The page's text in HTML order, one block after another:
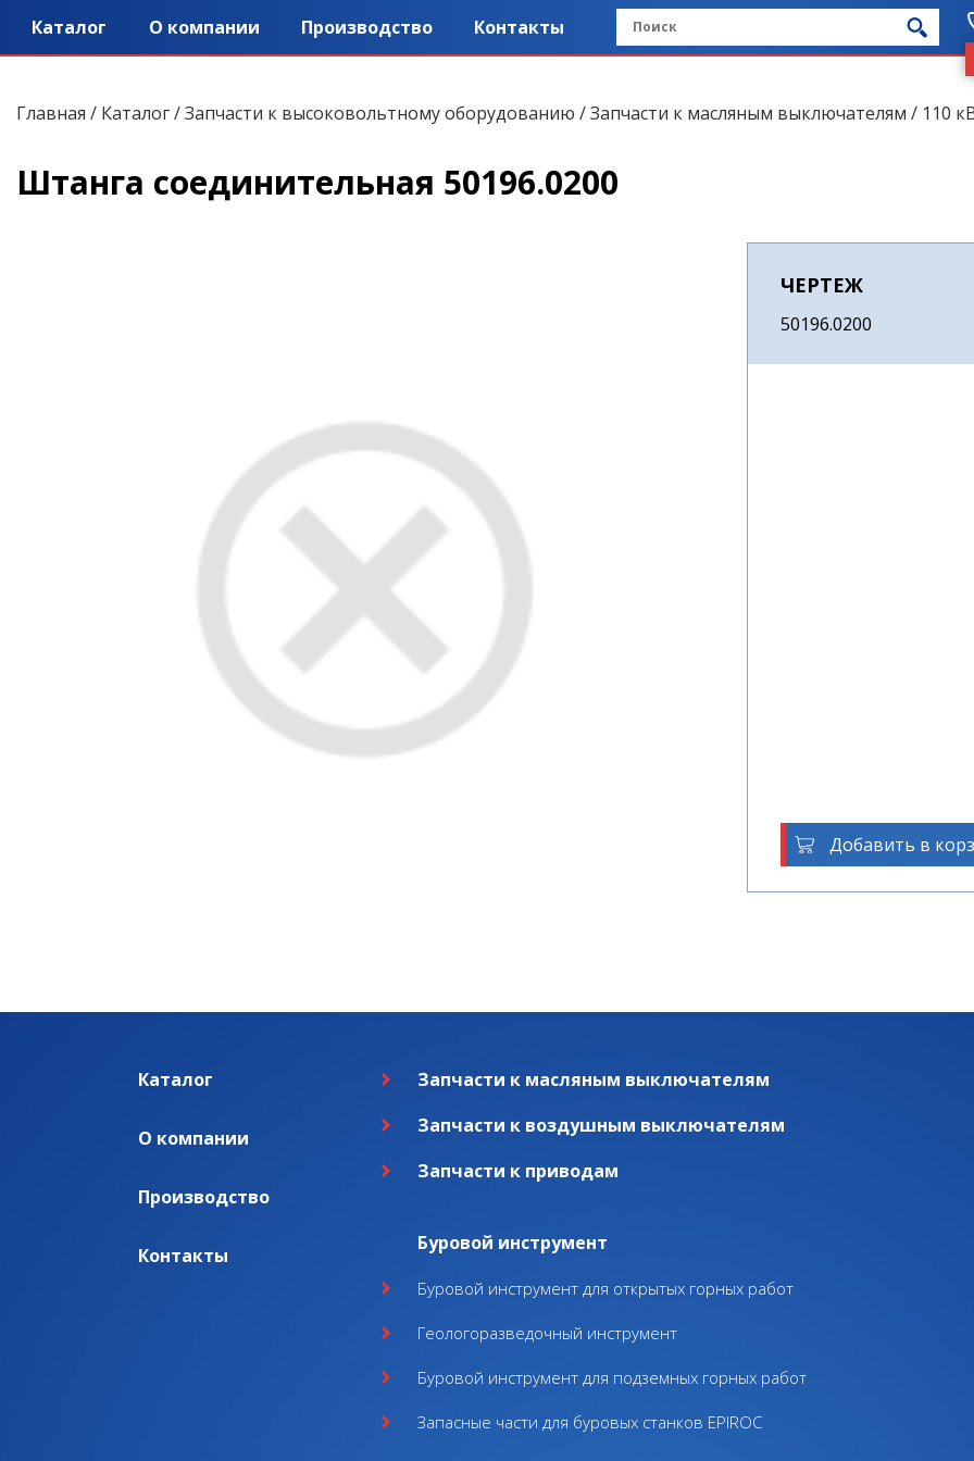
Каталог О компании Производство Контакты
Главная / Каталог/Запчасти к высоковольтному оборудованию /Запчасти к масляным выключателям / 110
Штанга соединительная 50196.0200
ЧЕРТЕЖ
50196.0200
Добавить в
Каталог
О компании
Производство
Контакты
Запчасти к масляным выключателям
Запчасти к воздушным выключателям
Запчасти к приводам
Буровой инструмент
Буровой инструмент для открытых горных работ
Геологоразведочный инструмент
Буровой инструмент для подземных горных работ
Запасные части для буровых станков EPIROC